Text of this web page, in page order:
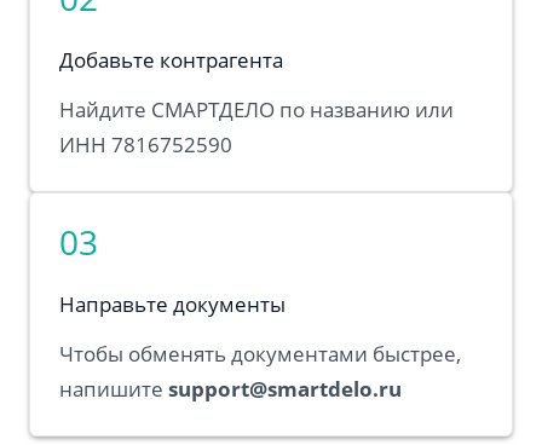
Добавьте контрагента
Найдите СМАРТДЕЛО по названию или
ИНН 7816752590
03
Направьте документы
Чтобы обменять документами быстрее,
напишите support@smartdelo.ru